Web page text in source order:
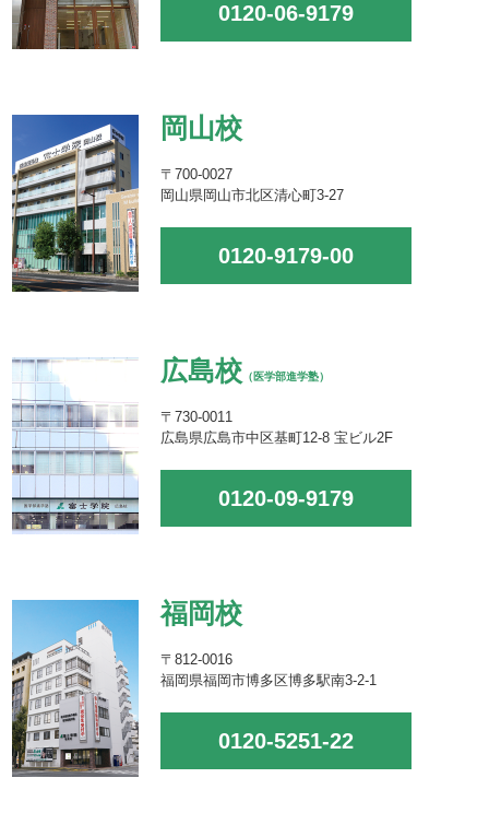
0120-06-9179
岡山校
〒700-0027
岡山県岡山市北区清心町3-27
0120-9179-00
広島校 （医学部進学塾）
〒730-0011
広島県広島市中区基町12-8 宝ビル2F
0120-09-9179
福岡校
〒812-0016
福岡県福岡市博多区博多駅南3-2-1
0120-5251-22